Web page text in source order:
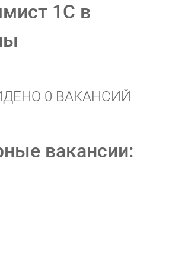
1С в
0 ВАКАНСИЙ
вакансии: